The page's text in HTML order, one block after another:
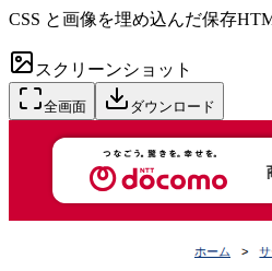
CSS と画像を埋め込んだ保存
スクリーンショット
全画面 ダウンロード